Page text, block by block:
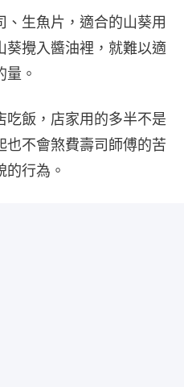
生魚片，適合的山葵用
葵攪入醬油裡，就難以適
。
吃飯，店家用的多半不是
也不會煞費壽司師傅的苦
行為。